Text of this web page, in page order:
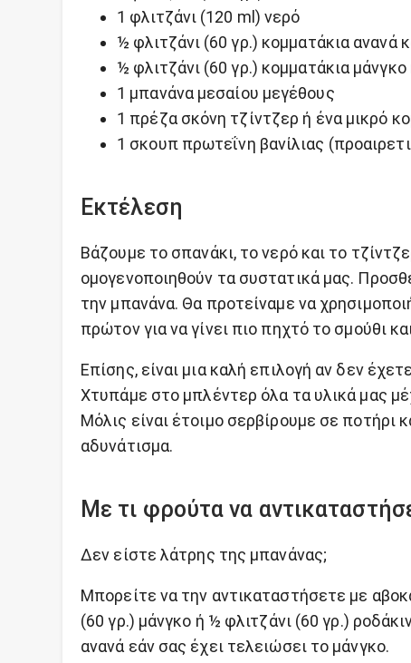
1 φλιτζάνι (120 ml) νερό
½ φλιτζάνι (60 γρ.) κομματάκια ανανά
½ φλιτζάνι (60 γρ.) κομματάκια
1 μπανάνα μεσαίου μεγέθους
1 πρέζα σκόνη τζίντζερ ή ένα μικρό
1 σκουπ πρωτεΐνη βανίλιας
Εκτέλεση
Βάζουμε το σπανάκι, το νερό και το
ομογενοποιηθούν τα συστατικά μας.
την μπανάνα. Θα προτείναμε να
πρώτον για να γίνει πιο πηχτό το σμούθι
Επίσης, είναι μια καλή επιλογή αν δεν
Χτυπάμε στο μπλέντερ όλα τα υλικά μας
Μόλις είναι έτοιμο σερβίρουμε σε ποτήρι
αδυνάτισμα.
Με τι φρούτα να
Δεν είστε λάτρης της μπανάνας;
Μπορείτε να την αντικαταστήσετε με
(60 γρ.) μάνγκο ή ½ φλιτζάνι (60 γρ.)
ανανά εάν σας έχει τελειώσει το μάνγκο.